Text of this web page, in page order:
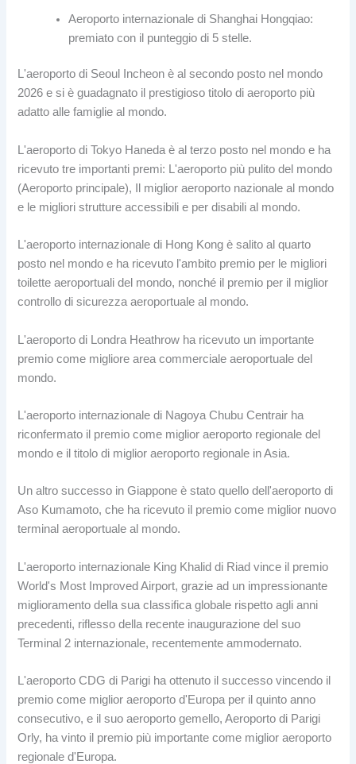
Aeroporto internazionale di Shanghai Hongqiao:
premiato con il punteggio di 5 stelle.
L'aeroporto di Seoul Incheon è al secondo posto nel mondo
2026 e si è guadagnato il prestigioso titolo di aeroporto più
adatto alle famiglie al mondo.
L'aeroporto di Tokyo Haneda è al terzo posto nel mondo e ha
ricevuto tre importanti premi: L'aeroporto più pulito del mondo
(Aeroporto principale), Il miglior aeroporto nazionale al mondo
e le migliori strutture accessibili e per disabili al mondo.
L'aeroporto internazionale di Hong Kong è salito al quarto
posto nel mondo e ha ricevuto l'ambito premio per le migliori
toilette aeroportuali del mondo, nonché il premio per il miglior
controllo di sicurezza aeroportuale al mondo.
L'aeroporto di Londra Heathrow ha ricevuto un importante
premio come migliore area commerciale aeroportuale del
mondo.
L'aeroporto internazionale di Nagoya Chubu Centrair ha
riconfermato il premio come miglior aeroporto regionale del
mondo e il titolo di miglior aeroporto regionale in Asia.
Un altro successo in Giappone è stato quello dell'aeroporto di
Aso Kumamoto, che ha ricevuto il premio come miglior nuovo
terminal aeroportuale al mondo.
L'aeroporto internazionale King Khalid di Riad vince il premio
World's Most Improved Airport, grazie ad un impressionante
miglioramento della sua classifica globale rispetto agli anni
precedenti, riflesso della recente inaugurazione del suo
Terminal 2 internazionale, recentemente ammodernato.
L'aeroporto CDG di Parigi ha ottenuto il successo vincendo il
premio come miglior aeroporto d'Europa per il quinto anno
consecutivo, e il suo aeroporto gemello, Aeroporto di Parigi
Orly, ha vinto il premio più importante come miglior aeroporto
regionale d'Europa.